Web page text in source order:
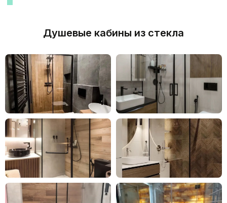
Душевые кабины из стекла